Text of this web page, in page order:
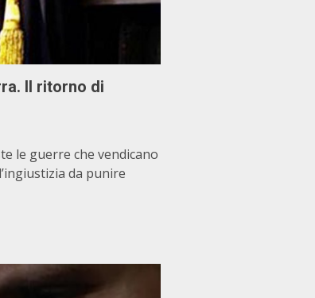
Il ritorno di
le guerre che vendicano
da punire